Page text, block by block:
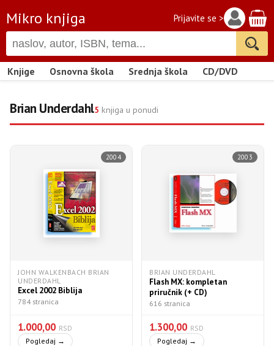
Mikro knjiga Prijavite se >
Knjige Osnovna škola Srednja škola CD/DVD
Brian Underdahl5 knjiga u ponudi
2004
JOHN WALKENBACH BRIAN
UNDERDAHL
Excel 2002 Biblija
784 stranica
1.000,00 RSD
Pogledaj →
2003
BRIAN UNDERDAHL
Flash MX: kompletan
priručnik (+ CD)
616 stranica
1.300,00 RSD
Pogledaj →